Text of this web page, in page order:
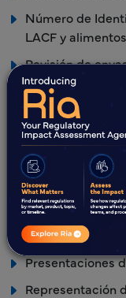
Número de
LACF y
Revisión de
Clasificación de
Suplementos
Evaluación de
Revisión del
suplementos
Consultoría de
Revisión y
Presentaciones
Representación